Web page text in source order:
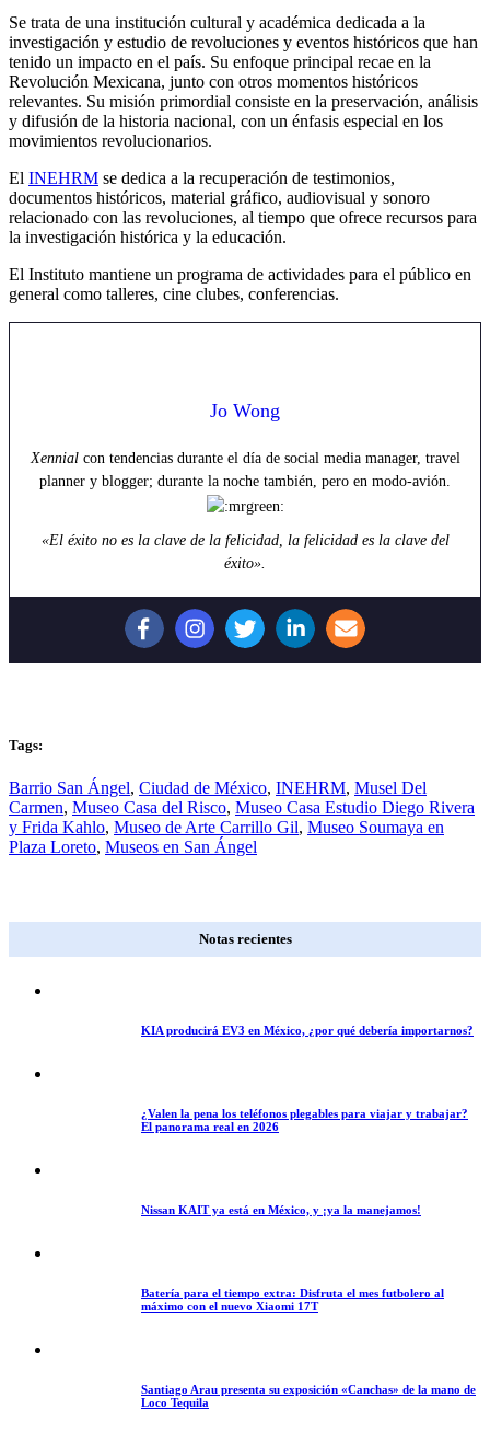
Se trata de una institución cultural y académica dedicada a la
investigación y estudio de revoluciones y eventos históricos que han
tenido un impacto en el país. Su enfoque principal recae en la
Revolución Mexicana, junto con otros momentos históricos
relevantes. Su misión primordial consiste en la preservación, análisis
y difusión de la historia nacional, con un énfasis especial en los
movimientos revolucionarios.
El INEHRM se dedica a la recuperación de testimonios,
documentos históricos, material gráfico, audiovisual y sonoro
relacionado con las revoluciones, al tiempo que ofrece recursos para
la investigación histórica y la educación.
El Instituto mantiene un programa de actividades para el público en
general como talleres, cine clubes, conferencias.
Jo Wong
Xennialcon tendencias durante el día de social media manager, travel
planner y blogger; durante la noche también, pero en modo-avión.
«El éxito no es la clave de la felicidad, la felicidad es la clave del
éxito».
Tags:
Barrio San Ángel, Ciudad de México, INEHRM, Musel Del
Carmen, Museo Casa del Risco, Museo Casa Estudio Diego Rivera
y Frida Kahlo, Museo de Arte Carrillo Gil, Museo Soumaya en
Plaza Loreto, Museos en San Ángel
Notas recientes
KIA producirá EV3 en México, ¿por qué debería importarnos?
¿Valen la pena los teléfonos plegables para viajar y trabajar?
El panorama real en 2026
Nissan KAIT ya está en México, y ¡ya la manejamos!
Batería para el tiempo extra: Disfruta el mes futbolero al
máximo con el nuevo Xiaomi 17T
Santiago Arau presenta su exposición «Canchas» de la mano de
Loco Tequila